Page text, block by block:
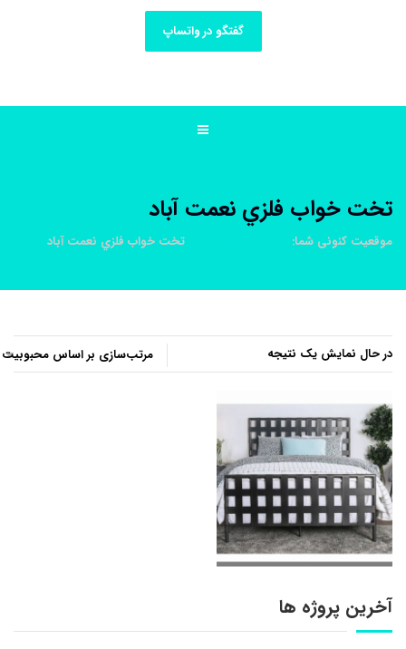
گفتگو در واتساپ
تخت خواب فلزي نعمت آباد
موقعیت کنونی شما: تخت خواب فلزي نعمت آباد
در حال نمایش یک نتیجه
آخرین پروژه ها